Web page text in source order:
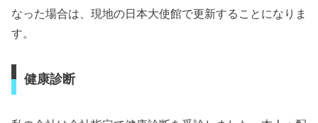
なった場合は、現地の日本大使館で更新することになりま
す。
健康診断